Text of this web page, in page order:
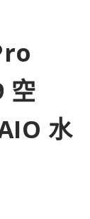
空
水